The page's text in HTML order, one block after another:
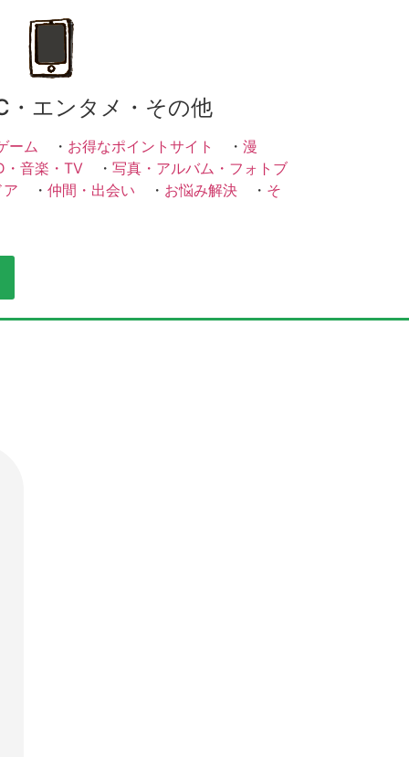
・エンタメ・その他
ーム ・ お得なポイントサイト ・ 漫
・音楽・TV ・ 写真・アルバム・フォトブ
・ 仲間・出会い ・ お悩み解決 ・ そ